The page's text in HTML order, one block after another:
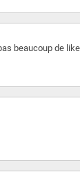
beaucoup de